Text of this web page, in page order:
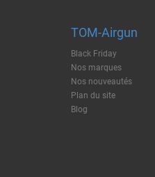
TOM-Airgun
Black Friday
Nos marques
Nos nouveautés
Plan du site
Blog